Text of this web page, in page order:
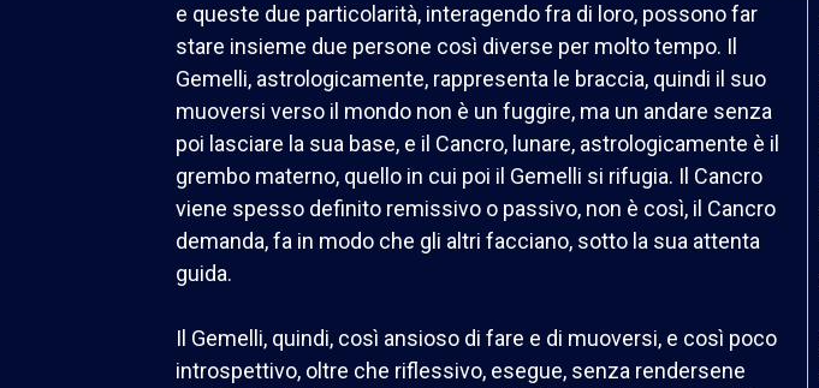
e queste due particolarità, interagendo fra di loro, possono far
stare insieme due persone così diverse per molto tempo. Il
Gemelli, astrologicamente, rappresenta le braccia, quindi il suo
muoversi verso il mondo non è un fuggire, ma un andare senza
poi lasciare la sua base, e il Cancro, lunare, astrologicamente è il
grembo materno, quello in cui poi il Gemelli si rifugia. Il Cancro
viene spesso definito remissivo o passivo, non è così, il Cancro
demanda, fa in modo che gli altri facciano, sotto la sua attenta
guida.
Il Gemelli, quindi, così ansioso di fare e di muoversi, e così poco
introspettivo, oltre che riflessivo, esegue, senza rendersene